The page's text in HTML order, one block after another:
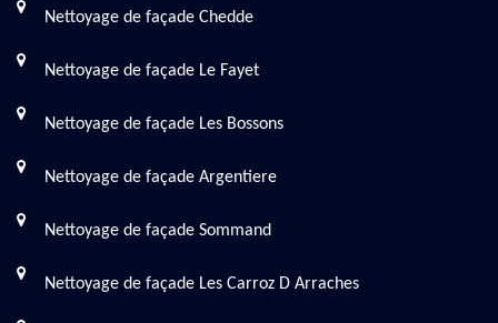
Nettoyage de façade Chedde
Nettoyage de façade Le Fayet
Nettoyage de façade Les Bossons
Nettoyage de façade Argentiere
Nettoyage de façade Sommand
Nettoyage de façade Les Carroz D Arraches